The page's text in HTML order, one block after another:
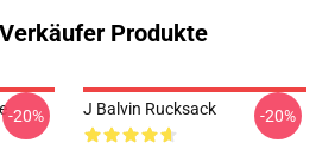
Produkte
-20% J Balvin Rucksack -20%